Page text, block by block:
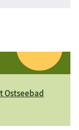
Ostseebad